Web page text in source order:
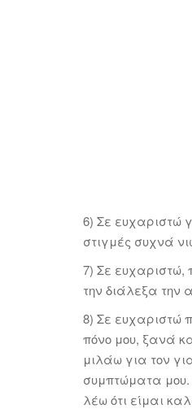
6) Σε ευχαριστώ
στιγμές συχνά
7) Σε ευχαριστώ,
την διάλεξα την
8) Σε ευχαριστώ
πόνο μου, ξανά
μιλάω για τον
συμπτώματα μου.
λέω ότι είμαι